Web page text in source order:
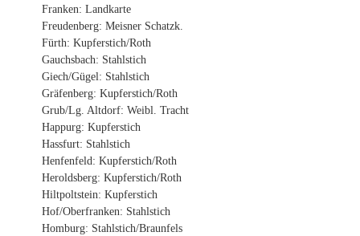
Franken: Landkarte
Freudenberg: Meisner Schatzk.
Fürth: Kupferstich/Roth
Gauchsbach: Stahlstich
Giech/Gügel: Stahlstich
Gräfenberg: Kupferstich/Roth
Grub/Lg. Altdorf: Weibl. Tracht
Happurg: Kupferstich
Hassfurt: Stahlstich
Henfenfeld: Kupferstich/Roth
Heroldsberg: Kupferstich/Roth
Hiltpoltstein: Kupferstich
Hof/Oberfranken: Stahlstich
Homburg: Stahlstich/Braunfels